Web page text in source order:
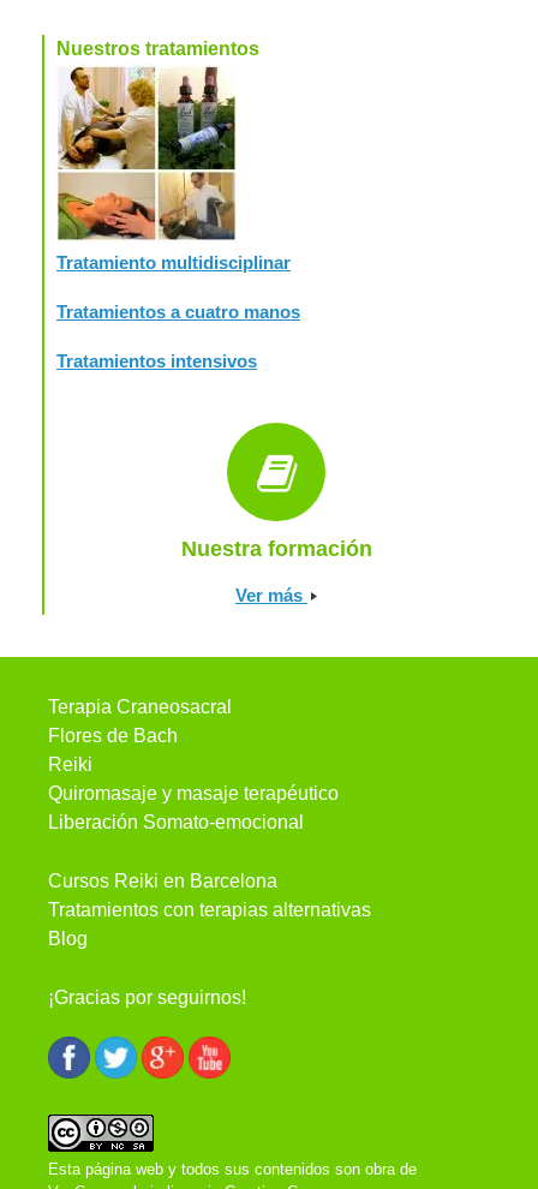
Nuestros tratamientos
Tratamiento multidisciplinar
Tratamientos a cuatro manos
Tratamientos intensivos
Nuestra formación
Ver más
Terapia Craneosacral
Flores de Bach
Reiki
Quiromasaje y masaje terapéutico
Liberación Somato-emocional
Cursos Reiki en Barcelona
Tratamientos con terapias alternativas
Blog
¡Gracias por seguirnos!
Esta página web y todos sus contenidos son obra de